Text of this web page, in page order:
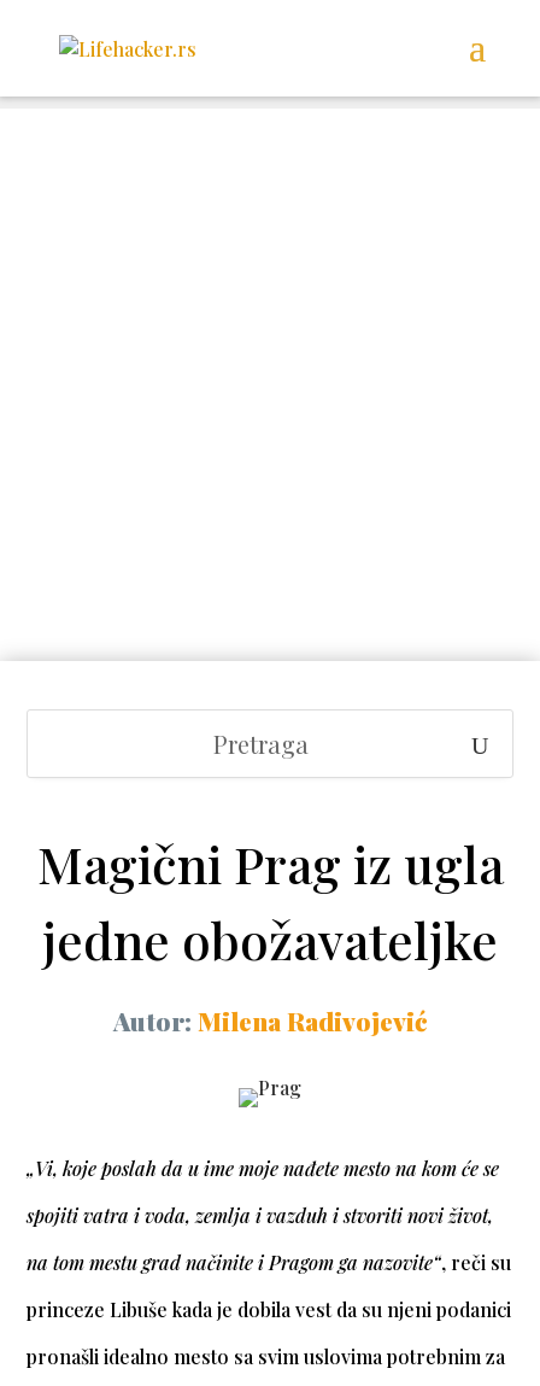
Magični Prag iz ugla
jedne obožavateljke
Autor: Milena Radivojević
„Vi, koje poslah da u ime moje nađete mesto na kom će se
spojiti vatra i voda, zemlja i vazduh i stvoriti novi život,
na tom mestu grad načinite i Pragom ga nazovite“, reči su
princeze Libuše kada je dobila vest da su njeni podanici
pronašli idealno mesto sa svim uslovima potrebnim za